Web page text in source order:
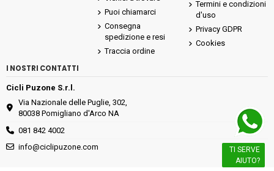
Puoi chiamarci
Consegna
spedizione e resi
Traccia ordine
Termini e condizioni
d'uso
Privacy GDPR
Cookies
I NOSTRI CONTATTI
Cicli Puzone S.r.l.
Via Nazionale delle Puglie, 302,
80038 Pomigliano d'Arco NA
081 842 4002
info@ciclipuzone.com
TI SERVE
AIUTO?